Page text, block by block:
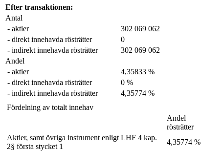
Efter transaktionen:
Antal
- aktier
302 069 062
- direkt innehavda rösträtter
0
- indirekt innehavda rösträtter
302 069 062
Andel
- aktier
4,35833 %
- direkt innehavda rösträtter
0 %
- indirekt innehavda rösträtter
4,35774 %
Fördelning av totalt innehav
Andel
rösträtter
Aktier, samt övriga instrument enligt LHF 4 kap.
2§ första stycket 1
4,35774 %